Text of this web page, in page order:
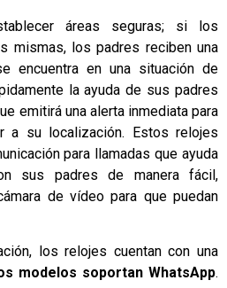
áreas seguras; si los
mismas, los padres reciben una
encuentra en una situación de
la ayuda de sus padres
emitirá una alerta inmediata para
a su localización. Estos relojes
para llamadas que ayuda
sus padres de manera fácil,
de vídeo para que puedan
los relojes cuentan con una
modelos soportan WhatsApp.